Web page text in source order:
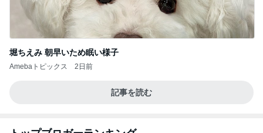
堀ちえみ 朝早いため眠い様子
Amebaトピックス 2日前
記事を読む